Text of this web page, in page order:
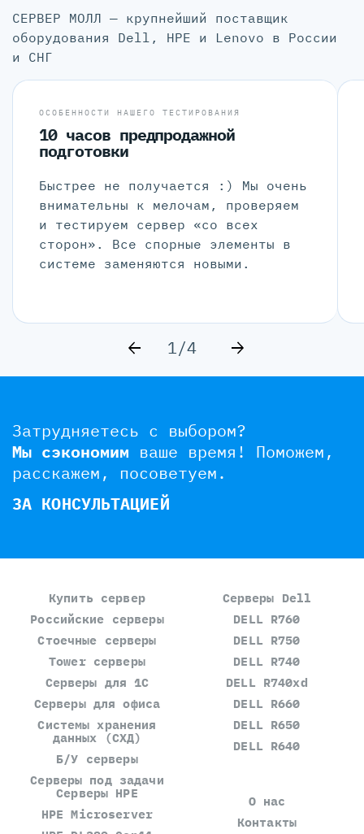
СЕРВЕР МОЛЛ — крупнейший поставщик
оборудования Dell, HPE и Lenovo в России
и СНГ
ОСОБЕННОСТИ НАШЕГО ТЕСТИРОВАНИЯ
10 часов предпродажной
подготовки
Быстрее не получается :) Мы очень
внимательны к мелочам, проверяем
и тестируем сервер «со всех
сторон». Все спорные элементы в
системе заменяются новыми.
1/4
Затрудняетесь с выбором?
Мы сэкономим ваше время! Поможем,
расскажем, посоветуем.
ЗА КОНСУЛЬТАЦИЕЙ
Купить сервер
Российские серверы
Стоечные серверы
Tower серверы
Серверы для 1С
Серверы для офиса
Системы хранения
данных (СХД)
Б/У серверы
Серверы под задачи
Серверы Dell
DELL R760
DELL R750
DELL R740
DELL R740xd
DELL R660
DELL R650
DELL R640
Серверы HPE
HPE Microserver
О нас
Контакты